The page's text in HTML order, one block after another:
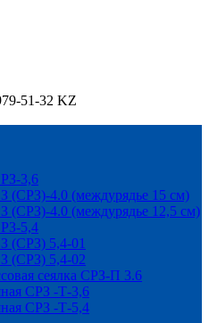
51-32 KZ
3,6
(СРЗ)-4.0 (междурядье 15 см)
(СРЗ)-4.0 (междурядье 12,5 см)
5,4
(СРЗ) 5,4-01
(СРЗ) 5,4-02
сеялка СРЗ-П 3.6
СРЗ -Т-3,6
СРЗ -Т-5,4